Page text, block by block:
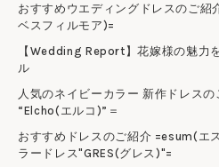
おすすめウエディングドレスのご
ベスフィルモア)=
【Wedding Report】花嫁様の魅力
ル
人気のネイビーカラー 新作ドレス
“Elcho(エルコ)”＝
おすすめドレスのご紹介 =esum(エ
ラードレス"GRES(グレス)"=